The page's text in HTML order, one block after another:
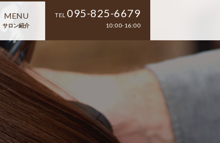
TEL 095-825-6679
10:00-16:00
MENU
サロン紹介